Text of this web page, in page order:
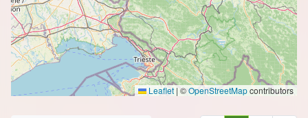
Leaflet | ©OpenStreetMapcontributors